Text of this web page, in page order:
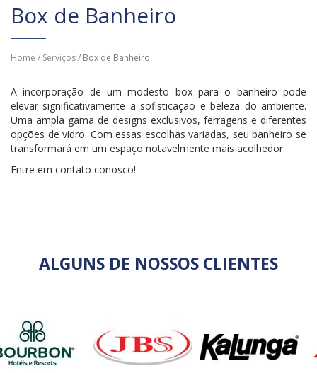
Box de Banheiro
Home / Serviços/ Box de Banheiro
A incorporação de um modesto box para o banheiro pode
elevar significativamente a sofisticação e beleza do ambiente.
Uma ampla gama de designs exclusivos, ferragens e diferentes
opções de vidro. Com essas escolhas variadas, seu banheiro se
transformará em um espaço notavelmente mais acolhedor.
Entre em contato conosco!
ALGUNS DE NOSSOS CLIENTES